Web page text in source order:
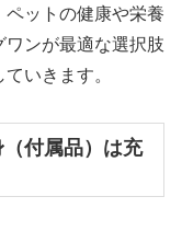
ットの健康や栄養
ワンが最適な選択肢
いきます。
（付属品）は充